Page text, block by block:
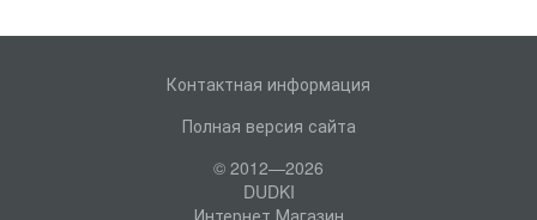
Контактная информация
Полная версия сайта
© 2012—2026
DUDKI